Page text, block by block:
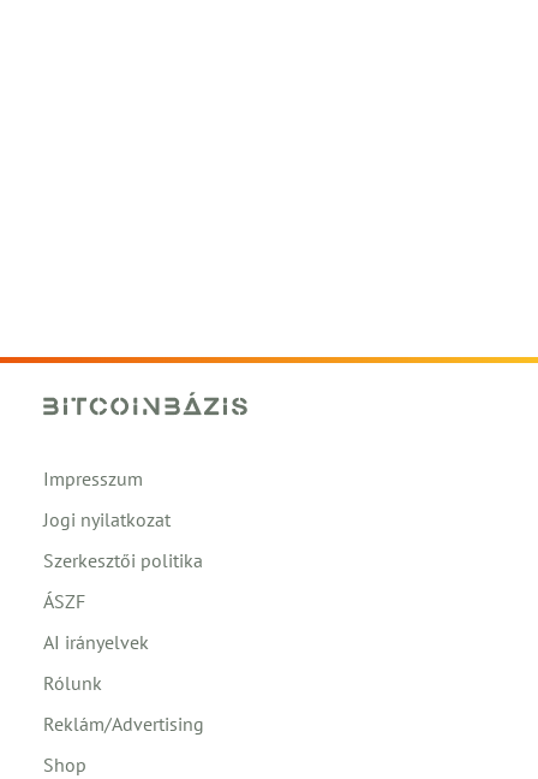
Impresszum
Jogi nyilatkozat
Szerkesztői politika
ÁSZF
AI irányelvek
Rólunk
Reklám/Advertising
Shop